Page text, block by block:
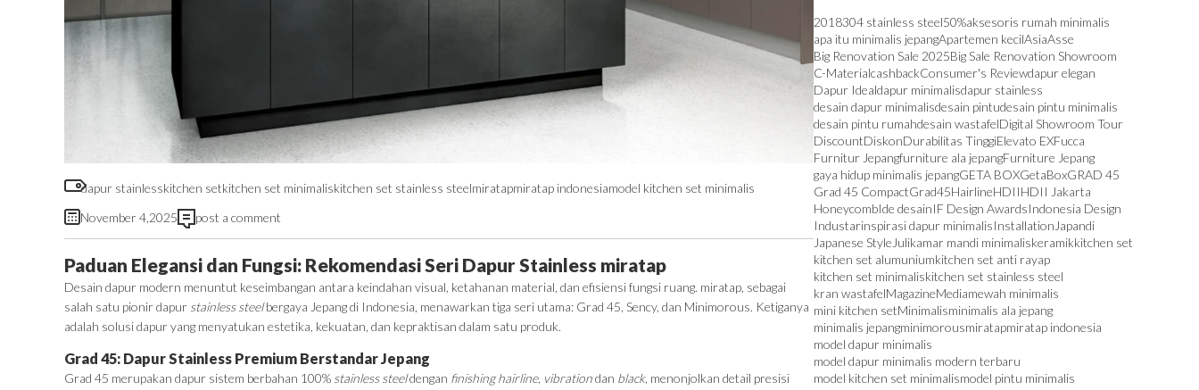
dapur stainlesskitchen setkitchen set minimaliskitchen set stainless steelmiratapmiratap indonesiamodel kitchen set minimalis
November 4,2025
post a comment
Paduan Elegansi dan Fungsi: Rekomendasi Seri Dapur Stainless miratap
Desain dapur modern menuntut keseimbangan antara keindahan visual, ketahanan material, dan efisiensi fungsi ruang. miratap , sebagai
salah satu pionir dapur stainless steelbergaya Jepang di Indonesia, menawarkan tiga seri utama: Grad 45, Sency, dan Minimorous. Ketiganya
adalah solusi dapur yang menyatukan estetika, kekuatan, dan kepraktisan dalam satu produk.
Grad 45: Dapur Stainless Premium Berstandar Jepang
Grad 45 merupakan dapur sistem berbahan 100% stainless steeldengan finishing hairline, vibrationdan black, menonjolkan detail presisi
2018304 stainless steel50%aksesoris rumah minimalis
apa itu minimalis jepangApartemen kecilAsiaAsse
Big Renovation Sale 2025Big Sale Renovation Showroom
C-MaterialcashbackConsumer's Reviewdapur elegan
Dapur Idealdapur minimalisdapur stainless
desain dapur minimalisdesain pintudesain pintu minimalis
desain pintu rumahdesain wastafelDigital Showroom Tour
DiscountDiskonDurabilitas TinggiElevato EXFucca
Furnitur Jepangfurniture ala jepangFurniture Jepang
gaya hidup minimalis jepangGETA BOXGetaBoxGRAD 45
Grad 45 CompactGrad45HairlineHDIIHDII Jakarta
HoneycombIde desainIF Design AwardsIndonesia Design
Industarinspirasi dapur minimalisInstallation Japandi
Japanese Style Julikamar mandi minimaliskeramikkitchen set
kitchen set alumuniumkitchen set anti rayap
kitchen set minimaliskitchen set stainless steel
kran wastafelMagazineMediamewah minimalis
mini kitchen setMinimalisminimalis ala jepang
minimalis jepangminimorousmiratapmiratap indonesia
model dapur minimalis
model dapur minimalis modern terbaru
model kitchen set minimalismodel pintu minimalis